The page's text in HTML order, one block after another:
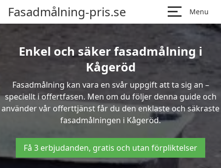
Fasadmålning-pris.se Menu
Enkel och säker fasadmålning i
Kågeröd
Fasadmålning kan vara en svår uppgift att ta sig an –
speciellt i offertfasen. Men om du följer denna guide och
använder vår offerttjänst får du den enklaste och säkraste
fasadmålningen i Kågeröd.
Få 3 erbjudanden, gratis och utan förpliktelser